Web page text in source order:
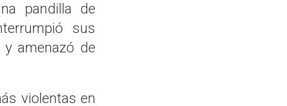
pandilla de
sus
amenazó de
violentas en